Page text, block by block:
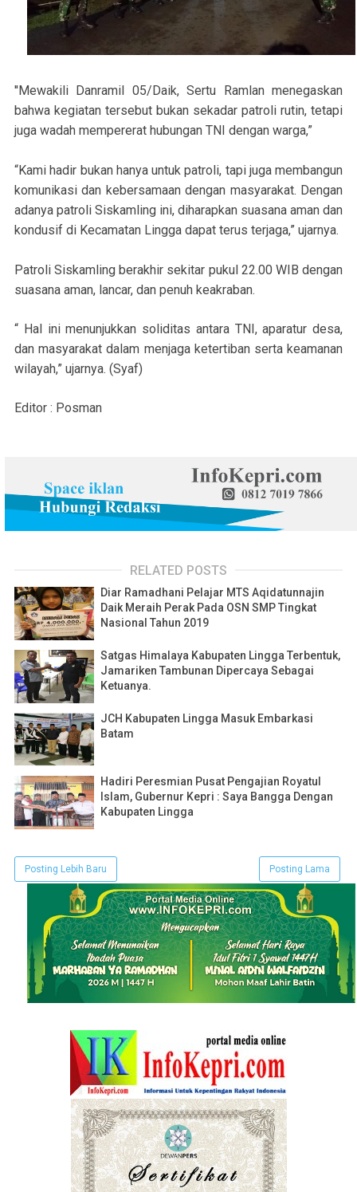
''Mewakili Danramil 05/Daik, Sertu Ramlan menegaskan
bahwa kegiatan tersebut bukan sekadar patroli rutin, tetapi
juga wadah mempererat hubungan TNI dengan warga,”
“Kami hadir bukan hanya untuk patroli, tapi juga membangun
komunikasi dan kebersamaan dengan masyarakat. Dengan
adanya patroli Siskamling ini, diharapkan suasana aman dan
kondusif di Kecamatan Lingga dapat terus terjaga,” ujarnya.
Patroli Siskamling berakhir sekitar pukul 22.00 WIB dengan
suasana aman, lancar, dan penuh keakraban.
“ Hal ini menunjukkan soliditas antara TNI, aparatur desa,
dan masyarakat dalam menjaga ketertiban serta keamanan
wilayah,” ujarnya. (Syaf)
Editor : Posman
RELATED POSTS
Diar Ramadhani Pelajar MTS Aqidatunnajin
Daik Meraih Perak Pada OSN SMP Tingkat
Nasional Tahun 2019
Satgas Himalaya Kabupaten Lingga Terbentuk,
Jamariken Tambunan Dipercaya Sebagai
Ketuanya.
JCH Kabupaten Lingga Masuk Embarkasi
Batam
Hadiri Peresmian Pusat Pengajian Royatul
Islam, Gubernur Kepri : Saya Bangga Dengan
Kabupaten Lingga
Posting Lebih Baru Posting Lama